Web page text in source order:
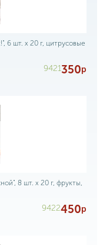
6 шт. х 20 г, цитрусовые
9421350р
8 шт. х 20 г, фрукты,
9422450р